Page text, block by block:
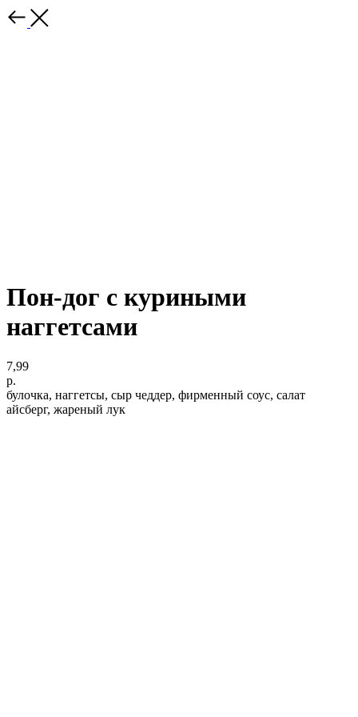
Пон-дог с куриными
наггетсами
7,99
р.
булочка, наггетсы, сыр чеддер, фирменный соус, салат
айсберг, жареный лук